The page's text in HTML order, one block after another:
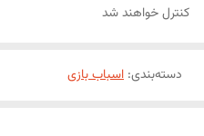
کنترل خواهند شد
دسته‌بندی: اسباب بازی